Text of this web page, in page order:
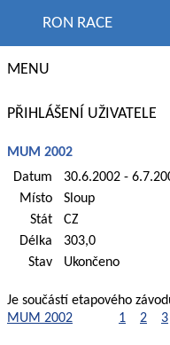
RON RACE
MENU
PŘIHLÁŠENÍ UŽIVATELE
MUM 2002
Datum
30.6.2002 -
Místo
Sloup
Stát
CZ
Délka
303,0
Stav
Ukončeno
Je součástí etapového
MUM 2002
1 2 3